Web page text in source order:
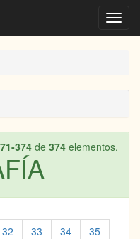
374 de 374 elementos.
32 33 34
35